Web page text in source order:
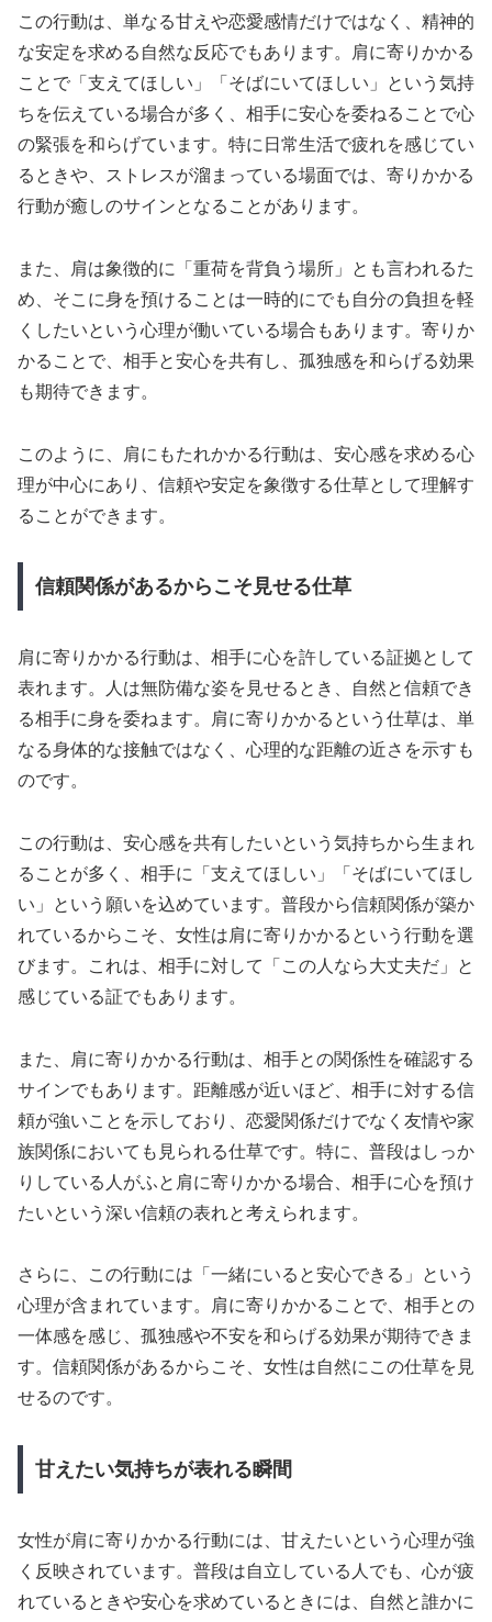
この行動は、単なる甘えや恋愛感情だけではなく、精神的
な安定を求める自然な反応でもあります。肩に寄りかかる
ことで「支えてほしい」「そばにいてほしい」という気持
ちを伝えている場合が多く、相手に安心を委ねることで心
の緊張を和らげています。特に日常生活で疲れを感じてい
るときや、ストレスが溜まっている場面では、寄りかかる
行動が癒しのサインとなることがあります。
また、肩は象徴的に「重荷を背負う場所」とも言われるた
め、そこに身を預けることは一時的にでも自分の負担を軽
くしたいという心理が働いている場合もあります。寄りか
かることで、相手と安心を共有し、孤独感を和らげる効果
も期待できます。
このように、肩にもたれかかる行動は、安心感を求める心
理が中心にあり、信頼や安定を象徴する仕草として理解す
ることができます。
信頼関係があるからこそ見せる仕草
肩に寄りかかる行動は、相手に心を許している証拠として
表れます。人は無防備な姿を見せるとき、自然と信頼でき
る相手に身を委ねます。肩に寄りかかるという仕草は、単
なる身体的な接触ではなく、心理的な距離の近さを示すも
のです。
この行動は、安心感を共有したいという気持ちから生まれ
ることが多く、相手に「支えてほしい」「そばにいてほし
い」という願いを込めています。普段から信頼関係が築か
れているからこそ、女性は肩に寄りかかるという行動を選
びます。これは、相手に対して「この人なら大丈夫だ」と
感じている証でもあります。
また、肩に寄りかかる行動は、相手との関係性を確認する
サインでもあります。距離感が近いほど、相手に対する信
頼が強いことを示しており、恋愛関係だけでなく友情や家
族関係においても見られる仕草です。特に、普段はしっか
りしている人がふと肩に寄りかかる場合、相手に心を預け
たいという深い信頼の表れと考えられます。
さらに、この行動には「一緒にいると安心できる」という
心理が含まれています。肩に寄りかかることで、相手との
一体感を感じ、孤独感や不安を和らげる効果が期待できま
す。信頼関係があるからこそ、女性は自然にこの仕草を見
せるのです。
甘えたい気持ちが表れる瞬間
女性が肩に寄りかかる行動には、甘えたいという心理が強
く反映されています。普段は自立している人でも、心が疲
れているときや安心を求めているときには、自然と誰かに